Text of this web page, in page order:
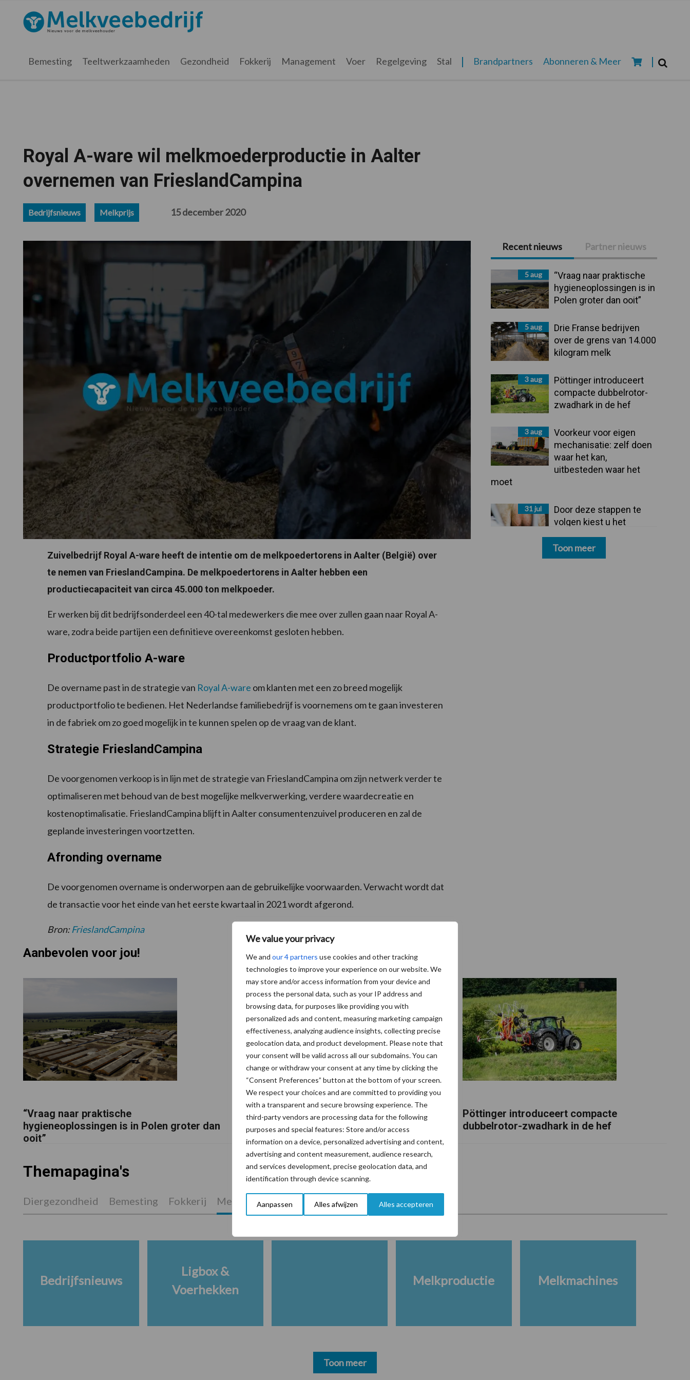
We value your privacy
We and our 4 partners use cookies and other tracking
technologies to improve your experience on our website. We
may store and/or access information from your device and
process the personal data, such as your IP address and
browsing data, for purposes like providing you with
personalized ads and content, measuring marketing campaign
effectiveness, analyzing audience insights, collecting precise
geolocation data, and product development. Please note that
your consent will be valid across all our subdomains. You can
change or withdraw your consent at any time by clicking the
“Consent Preferences” button at the bottom of your screen.
We respect your choices and are committed to providing you
with a transparent and secure browsing experience. The
third-party vendors are processing data for the following
purposes and special features: Store and/or access
information on a device, personalized advertising and content,
advertising and content measurement, audience research,
and services development, precise geolocation data, and
identification through device scanning.
Aanpassen Alles afwijzen Alles accepteren
hoofdnavigatie
hoofd
eerste
voettekst
Melkveebedrijf.nl
Bemesting Teeltwerkzaamheden Gezondheid Fokkerij Management Voer Regelgeving Stal Brandpartners Abonneren & Meer
Royal A-ware wil melkmoederproductie in Aalter
overnemen van FrieslandCampina
Bedrijfsnieuws Melkprijs 15 december 2020
Zuivelbedrijf Royal A-ware heeft de intentie om de melkpoedertorens in Aalter (België) over
te nemen van FrieslandCampina. De melkpoedertorens in Aalter hebben een
productiecapaciteit van circa 45.000 ton melkpoeder.
Er werken bij dit bedrijfsonderdeel een 40-tal medewerkers die mee over zullen gaan naar Royal A-
ware, zodra beide partijen een definitieve overeenkomst gesloten hebben.
Productportfolio A-ware
De overname past in de strategie van Royal A-ware om klanten met een zo breed mogelijk
productportfolio te bedienen. Het Nederlandse familiebedrijf is voornemens om te gaan investeren
in de fabriek om zo goed mogelijk in te kunnen spelen op de vraag van de klant.
Strategie FrieslandCampina
De voorgenomen verkoop is in lijn met de strategie van FrieslandCampina om zijn netwerk verder te
optimaliseren met behoud van de best mogelijke melkverwerking, verdere waardecreatie en
kostenoptimalisatie. FrieslandCampina blijft in Aalter consumentenzuivel produceren en zal de
geplande investeringen voortzetten.
Afronding overname
De voorgenomen overname is onderworpen aan de gebruikelijke voorwaarden. Verwacht wordt dat
de transactie voor het einde van het eerste kwartaal in 2021 wordt afgerond.
Bron:FrieslandCampina
Primaire
Sidebar
Recent nieuws Partner nieuws
5 aug
“Vraag naar praktische
hygieneoplossingen is in
Polen groter dan ooit”
5 aug
Drie Franse bedrijven
over de grens van 14.000
kilogram melk
3 aug
Pöttinger introduceert
compacte dubbelrotor-
zwadhark in de hef
3 aug
Voorkeur voor eigen
mechanisatie: zelf doen
waar het kan,
uitbesteden waar het
moet
31 jul
Door deze stappen te
volgen kiest u het
dipmiddel dat bij uw
bedrijf past
Toon meer
Aanbevolen voor jou!
“Vraag naar praktische
hygieneoplossingen is in Polen groter dan
ooit”
Drie Franse bedrijven over de grens van
14.000 kilogram melk
Pöttinger introduceert compacte
dubbelrotor-zwadhark in de hef
Themapagina's
Diergezondheid Bemesting Fokkerij Melkveebedrijf Veevoer Wet en regelgeving
Bedrijfsnieuws
Ligbox &
Voerhekken
Melkproductie Melkmachines
Toon meer